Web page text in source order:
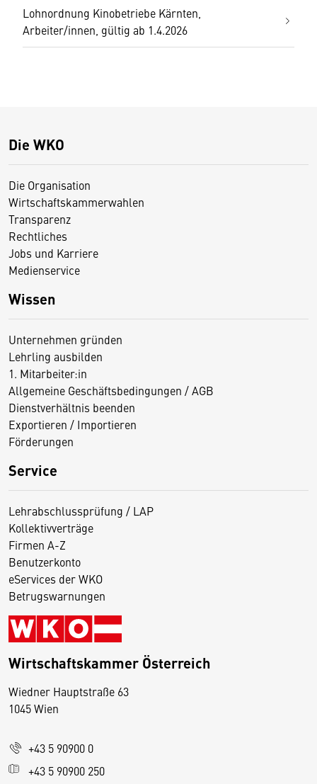
Lohnordnung Kinobetriebe Kärnten,
Arbeiter/innen, gültig ab 1.4.2026
Die WKO
Die Organisation
Wirtschaftskammerwahlen
Transparenz
Rechtliches
Jobs und Karriere
Medienservice
Wissen
Unternehmen gründen
Lehrling ausbilden
1. Mitarbeiter:in
Allgemeine Geschäftsbedingungen / AGB
Dienstverhältnis beenden
Exportieren / Importieren
Förderungen
Service
Lehrabschlussprüfung / LAP
Kollektivverträge
Firmen A-Z
Benutzerkonto
eServices der WKO
Betrugswarnungen
Wirtschaftskammer Österreich
Wiedner Hauptstraße 63
1045 Wien
+43 5 90900 0
+43 5 90900 250
D
s
e